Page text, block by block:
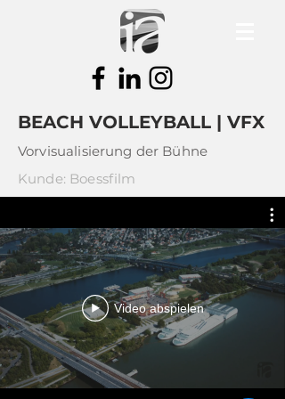
BEACH VOLLEYBALL | VFX
Vorvisualisierung der Bühne
Kunde: Boessfilm
Video abspielen